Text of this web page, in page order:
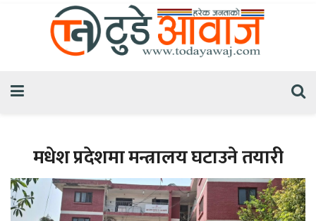
मधेश प्रदेशमा मन्त्रालय घटाउने तयारी